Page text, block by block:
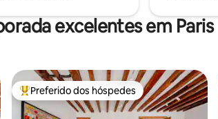
excelentes em Paris
Entre os melhores preferidos dos hóspedes
Preferido dos hóspedes